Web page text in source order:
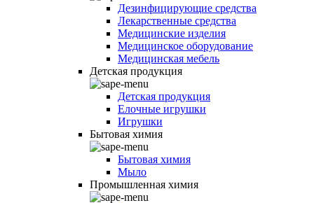
Дезинфицирующие средства
Лекарственные средства
Медицинские изделия
Медицинское оборудование
Медицинская мебель
Детская продукция
Детская продукция
Елочные игрушки
Игрушки
Бытовая химия
Бытовая химия
Мыло
Промышленная химия